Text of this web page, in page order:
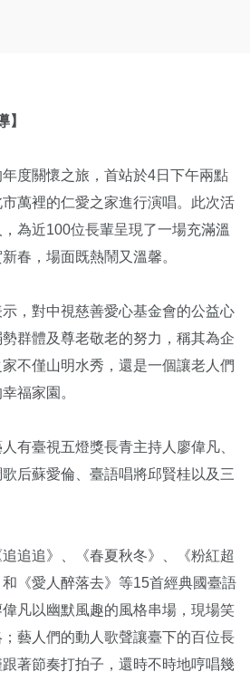
】
度關懷之旅，首站於4日下午兩點
萬裡的仁愛之家進行演唱。此次活
為近100位長輩呈現了一場充滿溫
春，場面既熱鬧又溫馨。
，對中視慈善愛心基金會的公益心
群體及尊老敬老的努力，稱其為企
不僅山明水秀，還是一個讓老人們
福家園。
有臺視五燈獎長青主持人廖偉凡、
后蘇愛倫、臺語唱將邱賢桂以及三
追追》、《春夏秋冬》、《粉紅超
《愛人醉落去》等15首經典國臺語
凡以幽默風趣的風格串場，現場笑
藝人們的動人歌聲讓臺下的百位長
著節奏打拍子，還時不時地哼唱幾